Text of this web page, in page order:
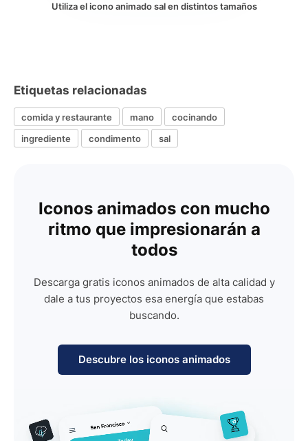
Utiliza el icono animado sal en distintos tamaños
Etiquetas relacionadas
comida y restaurante mano
cocinando
ingrediente
condimento sal
Iconos animados con mucho
ritmo que impresionarán a
todos
Descarga gratis iconos animados de alta calidad y
dale a tus proyectos esa energía que estabas
buscando.
Descubre los iconos animados